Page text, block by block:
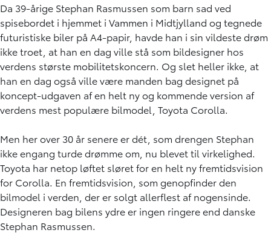
Da 39-årige Stephan Rasmussen som barn sad ved
spisebordet i hjemmet i Vammen i Midtjylland og tegnede
futuristiske biler på A4-papir, havde han i sin vildeste drøm
ikke troet, at han en dag ville stå som bildesigner hos
verdens største mobilitetskoncern. Og slet heller ikke, at
han en dag også ville være manden bag designet på
koncept-udgaven af en helt ny og kommende version af
verdens mest populære bilmodel, Toyota Corolla.
Men her over 30 år senere er dét, som drengen Stephan
ikke engang turde drømme om, nu blevet til virkelighed.
Toyota har netop løftet sløret for en helt ny fremtidsvision
for Corolla. En fremtidsvision, som genopfinder den
bilmodel i verden, der er solgt allerflest af nogensinde.
Designeren bag bilens ydre er ingen ringere end danske
Stephan Rasmussen.